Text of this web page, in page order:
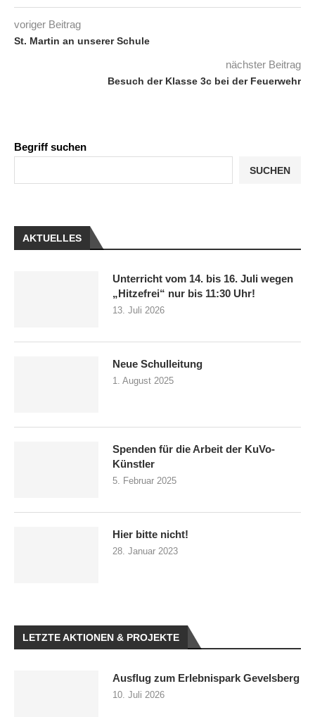
voriger Beitrag
St. Martin an unserer Schule
nächster Beitrag
Besuch der Klasse 3c bei der Feuerwehr
Begriff suchen
SUCHEN
AKTUELLES
Unterricht vom 14. bis 16. Juli wegen
„Hitzefrei“ nur bis 11:30 Uhr!
13. Juli 2026
Neue Schulleitung
1. August 2025
Spenden für die Arbeit der KuVo-
Künstler
5. Februar 2025
Hier bitte nicht!
28. Januar 2023
LETZTE AKTIONEN & PROJEKTE
Ausflug zum Erlebnispark Gevelsberg
10. Juli 2026